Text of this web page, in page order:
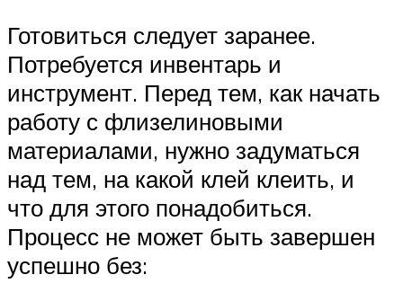
Готовиться следует заранее.
Потребуется инвентарь и
инструмент. Перед тем, как начать
работу с флизелиновыми
материалами, нужно задуматься
над тем, на какой клей клеить, и
что для этого понадобиться.
Процесс не может быть завершен
успешно без: